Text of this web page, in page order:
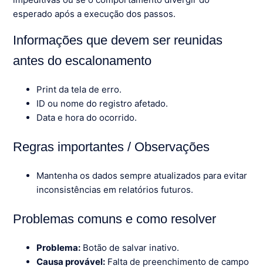
esperado após a execução dos passos.
Informações que devem ser reunidas
antes do escalonamento
Print da tela de erro.
ID ou nome do registro afetado.
Data e hora do ocorrido.
Regras importantes / Observações
Mantenha os dados sempre atualizados para evitar
inconsistências em relatórios futuros.
Problemas comuns e como resolver
Problema: Botão de salvar inativo.
Causa provável: Falta de preenchimento de campo